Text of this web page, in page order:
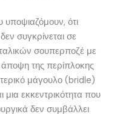
υποψιαζόμουν, ότι
συγκρίνεται σε
σουπερποζέ με
της περίπλοκης
μάγουλο (bridle)
μια εκκεντρικότητα που
δεν συμβάλλει